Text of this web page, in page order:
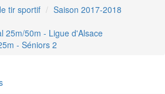
tir sportif
Saison 2017-2018
25m/50m - Ligue d'Alsace
- Séniors 2